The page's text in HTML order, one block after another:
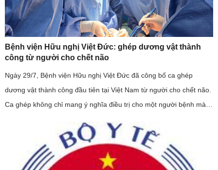
Bệnh viện Hữu nghị Việt Đức: ghép dương vật thành
công từ người cho chết não
Ngày 29/7, Bệnh viện Hữu nghị Việt Đức đã công bố ca ghép
dương vật thành công đầu tiên tại Việt Nam từ người cho chết não.
Ca ghép không chỉ mang ý nghĩa điều trị cho một người bệnh mà